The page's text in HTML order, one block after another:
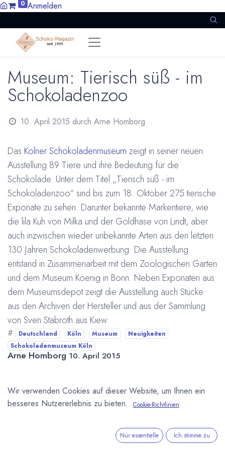
0 Anmelden
Museum: Tierisch süß - im
Schokoladenzoo
10. April 2015 durch Arne Homborg
Das Kölner Schokoladenmuseum zeigt in seiner neuen
Ausstellung 89 Tiere und ihre Bedeutung für die
Schokolade. Unter dem Titel „Tierisch süß - im
Schokoladenzoo“ sind bis zum 18. Oktober 275 tierische
Exponate zu sehen. Darunter bekannte Markentiere, wie
die lila Kuh von Milka und der Goldhase von Lindt, aber
auch inzwischen wieder unbekannte Arten aus den letzten
130 Jahren Schokoladenwerbung. Die Ausstellung
entstand in Zusammenarbeit mit dem Zoologischen Garten
und dem Museum Koenig in Bonn. Neben Exponaten aus
dem Museumsdepot zeigt die Ausstellung auch Stücke
aus den Archiven der Hersteller und aus der Sammlung
von Sven Stabroth aus Kiew.
# Deutschland Köln Museum
Neuigkeiten
Schokoladenmuseum Köln
Arne Homborg 10. April 2015
DIESEN BEITRAG TEILEN
Wir verwenden Cookies auf dieser Website, um Ihnen ein
besseres Nutzererlebnis zu bieten.
Cookie-Richtlinien
Nur essentielle Ich stimme zu